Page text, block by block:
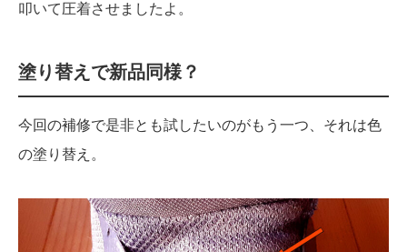
叩いて圧着させましたよ。
塗り替えで新品同様？
今回の補修で是非とも試したいのがもう一つ、それは色
の塗り替え。